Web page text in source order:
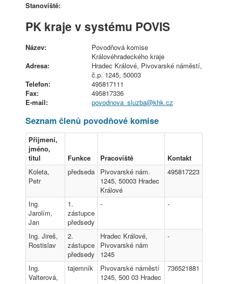
Stanoviště:
PK kraje v systému POVIS
Název:
Povodňová komise
Královéhradeckého kraje
Adresa:
Hradec Králové, Pivovarské náměstí,
č.p. 1245, 50003
Telefon:
495817111
Fax:
495817336
E-mail:
povodnova_sluzba@khk.cz
Seznam členů povodňové komise
Přijmení,
jméno,
titul
Funkce Pracoviště
Kontakt
Koleta,
Petr
předseda
Pivovarské nám.
1245, 50003 Hradec
Králové
495817223
Ing.
Jarolím,
Jan
1.
zástupce
předsedy
- -
Ing. Jireš,
Rostislav
2.
zástupce
předsedy
Hradec Králové,
Pivovarské nám
1245
-
Ing.
Valterová,
tajemník
Pivovarské náměstí
1245, 500 03 Hradec
736521881